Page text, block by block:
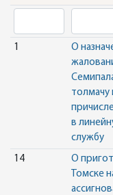
1
О
толмачу
в
службу
14
О
Томске